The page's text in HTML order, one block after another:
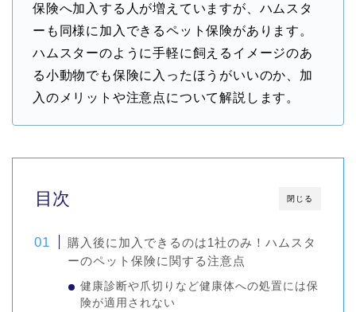
保険へ加入する人が増えていますが、ハムスタ
ーも同様に加入できるペット保険があります。
ハムスターのように手軽に飼えるイメージのあ
る小動物でも保険に入ったほうがいいのか、加
入のメリットや注意点について解説します。
閉じる
目次
購入後に加入できるのは1社のみ！ハムスタ
ーのペット保険に関する注意点
健康診断や爪切りなど健康体への処置には保
険が適用されない